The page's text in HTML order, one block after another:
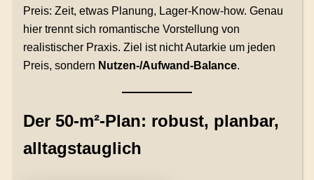
Preis: Zeit, etwas Planung, Lager-Know-how. Genau
hier trennt sich romantische Vorstellung von
realistischer Praxis. Ziel ist nicht Autarkie um jeden
Preis, sondern Nutzen-/Aufwand-Balance.
Der 50-m²-Plan: robust, planbar,
alltagstauglich